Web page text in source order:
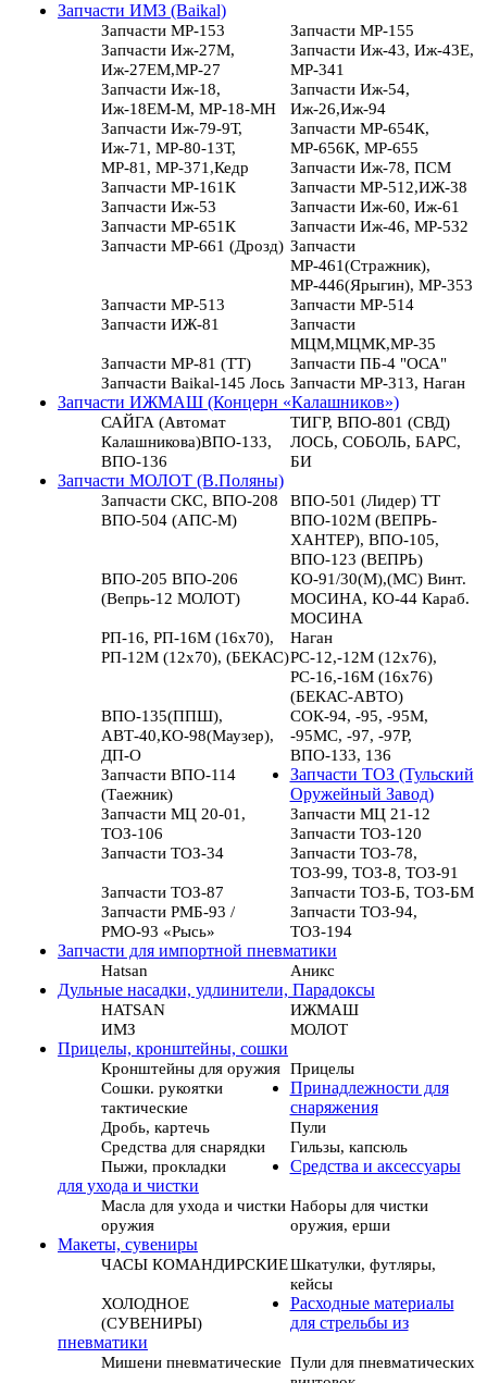
Запчасти ИМЗ (Baikal)
Запчасти МР-153
Запчасти МР-155
Запчасти Иж-27М,
Иж-27ЕМ,МР-27
Запчасти Иж-43, Иж-43Е,
МР-341
Запчасти Иж-18,
Иж-18ЕМ-М, МР-18-МН
Запчасти Иж-54,
Иж-26,Иж-94
Запчасти Иж-79-9Т,
Иж-71, МР-80-13Т,
МР-81, МР-371,Кедр
Запчасти МР-654К,
МР-656К, МР-655
Запчасти Иж-78, ПСМ
Запчасти МР-161К
Запчасти МР-512,ИЖ-38
Запчасти Иж-53
Запчасти Иж-60, Иж-61
Запчасти МР-651К
Запчасти Иж-46, МР-532
Запчасти МР-661 (Дрозд) Запчасти
МР-461(Стражник),
МР-446(Ярыгин), МР-353
Запчасти МР-513
Запчасти МР-514
Запчасти ИЖ-81
Запчасти
МЦМ,МЦМК,МР-35
Запчасти МР-81 (ТТ)
Запчасти ПБ-4 "ОСА"
Запчасти Baikal-145 Лось Запчасти МР-313, Наган
Запчасти ИЖМАШ (Концерн «Калашников»)
САЙГА (Автомат
Калашникова)ВПО-133,
ВПО-136
ТИГР, ВПО-801 (СВД)
ЛОСЬ, СОБОЛЬ, БАРС,
БИ
Запчасти МОЛОТ (В.Поляны)
Запчасти СКС, ВПО-208
ВПО-501 (Лидер) ТТ
ВПО-504 (АПС-М)
ВПО-102М (ВЕПРЬ-
ХАНТЕР), ВПО-105,
ВПО-123 (ВЕПРЬ)
ВПО-205 ВПО-206
(Вепрь-12 МОЛОТ)
КО-91/30(М),(МС) Винт.
МОСИНА, КО-44 Караб.
МОСИНА
РП-16, РП-16М (16х70),
РП-12М (12х70), (БЕКАС)
Наган
РС-12,-12М (12х76),
РС-16,-16М (16х76)
(БЕКАС-АВТО)
ВПО-135(ППШ),
АВТ-40,КО-98(Маузер),
ДП-О
СОК-94, -95, -95М,
-95МС, -97, -97Р,
ВПО-133, 136
Запчасти ВПО-114
(Таежник)
Запчасти ТОЗ (Тульский
Оружейный Завод)
Запчасти МЦ 20-01,
ТОЗ-106
Запчасти МЦ 21-12
Запчасти ТОЗ-120
Запчасти ТОЗ-34
Запчасти ТОЗ-78,
ТОЗ-99, ТОЗ-8, ТОЗ-91
Запчасти ТОЗ-87
Запчасти ТОЗ-Б, ТОЗ-БМ
Запчасти РМБ-93 /
РМО-93 «Рысь»
Запчасти ТОЗ-94,
ТОЗ-194
Запчасти для импортной пневматики
Hatsan
Аникс
Дульные насадки, удлинители, Парадоксы
HATSAN
ИЖМАШ
ИМЗ
МОЛОТ
Прицелы, кронштейны, сошки
Кронштейны для оружия Прицелы
Сошки. рукоятки
тактические
Принадлежности для
снаряжения
Дробь, картечь
Пули
Средства для снарядки
Гильзы, капсюль
Пыжи, прокладки
Средства и аксессуары
для ухода и чистки
Масла для ухода и чистки
оружия
Наборы для чистки
оружия, ерши
Макеты, сувениры
ЧАСЫ КОМАНДИРСКИЕШкатулки, футляры,
кейсы
ХОЛОДНОЕ
(СУВЕНИРЫ)
Расходные материалы
для стрельбы из
пневматики
Мишени пневматические Пули для пневматических